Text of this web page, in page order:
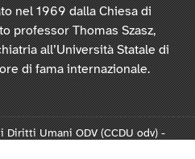
nel 1969 dalla Chiesa di
professor Thomas Szasz,
all’Università Statale di
di fama internazionale.
Umani ODV (CCDU odv) -